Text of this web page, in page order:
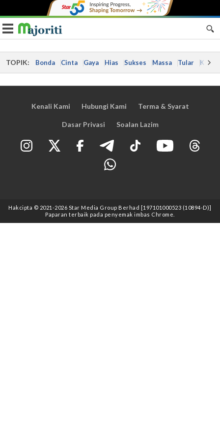
Toggle navigation
TOPIK: Bonda Cinta Gaya Hias Sukses Massa Tular Kes
Kenali Kami Hubungi Kami Terma & Syarat
Dasar Privasi Soalan Lazim
Hakcipta © 2021 -2026 Star Media Group Berhad [197101000523 (10894-D)]
Paparan terbaik pada penyemak imbas Chrome.